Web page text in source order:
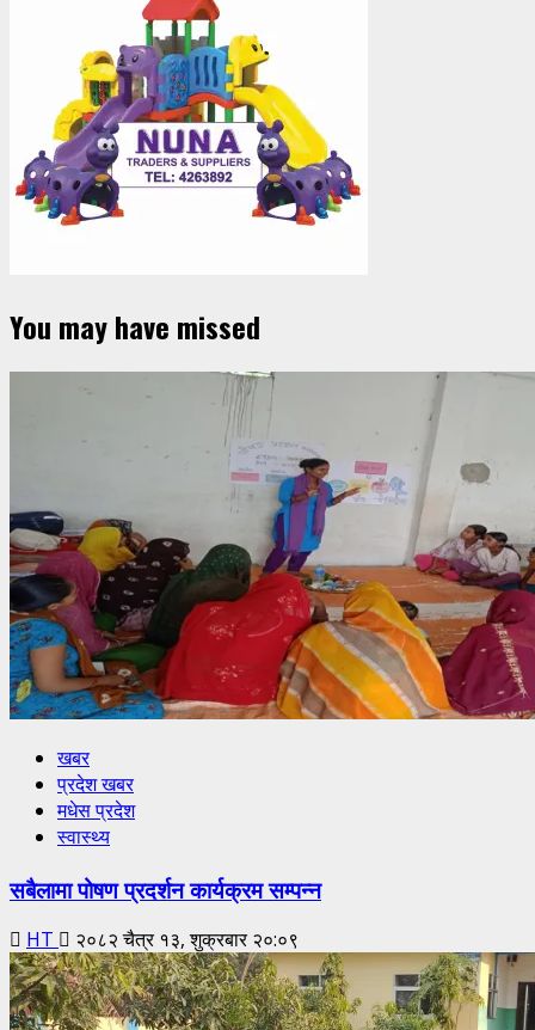
You may have missed
खबर
प्रदेश खबर
मधेस प्रदेश
स्वास्थ्य
सबैलामा पोषण प्रदर्शन कार्यक्रम सम्पन्न
HT २०८२ चैत्र १३, शुक्रबार २०:०९